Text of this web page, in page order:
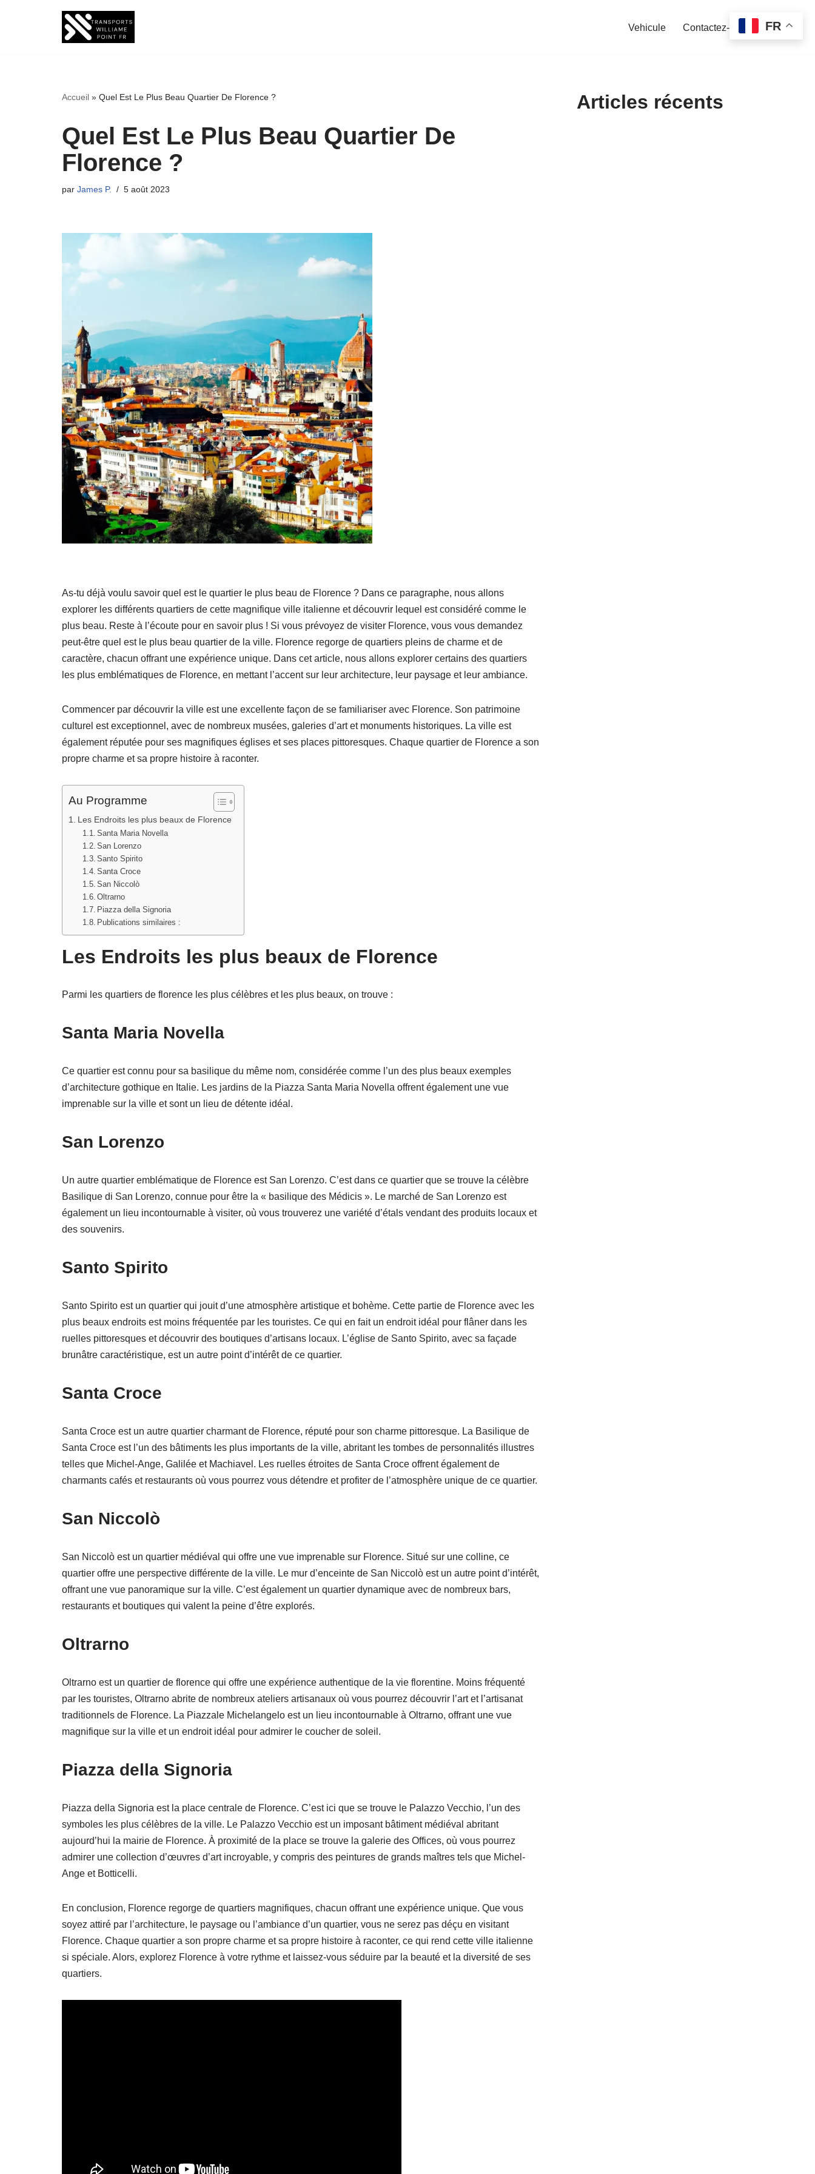
Vehicule Contactez-nous
Accueil » Quel Est Le Plus Beau Quartier De Florence ?
Quel Est Le Plus Beau Quartier De
Florence ?
par James P. 5 août 2023
As-tu déjà voulu savoir quel est le quartier le plus beau de Florence ? Dans ce paragraphe, nous allons
explorer les différents quartiers de cette magnifique ville italienne et découvrir lequel est considéré comme le
plus beau. Reste à l’écoute pour en savoir plus ! Si vous prévoyez de visiter Florence, vous vous demandez
peut-être quel est le plus beau quartier de la ville. Florence regorge de quartiers pleins de charme et de
caractère, chacun offrant une expérience unique. Dans cet article, nous allons explorer certains des quartiers
les plus emblématiques de Florence, en mettant l’accent sur leur architecture, leur paysage et leur ambiance.
Commencer par découvrir la ville est une excellente façon de se familiariser avec Florence. Son patrimoine
culturel est exceptionnel, avec de nombreux musées, galeries d’art et monuments historiques. La ville est
également réputée pour ses magnifiques églises et ses places pittoresques. Chaque quartier de Florence a son
propre charme et sa propre histoire à raconter.
Au Programme
Les Endroits les plus beaux de Florence
Santa Maria Novella
San Lorenzo
Santo Spirito
Santa Croce
San Niccolò
Oltrarno
Piazza della Signoria
Publications similaires :
Les Endroits les plus beaux de Florence
Parmi les quartiers de florence les plus célèbres et les plus beaux, on trouve :
Santa Maria Novella
Ce quartier est connu pour sa basilique du même nom, considérée comme l’un des plus beaux exemples
d’architecture gothique en Italie. Les jardins de la Piazza Santa Maria Novella offrent également une vue
imprenable sur la ville et sont un lieu de détente idéal.
San Lorenzo
Un autre quartier emblématique de Florence est San Lorenzo. C’est dans ce quartier que se trouve la célèbre
Basilique di San Lorenzo, connue pour être la « basilique des Médicis ». Le marché de San Lorenzo est
également un lieu incontournable à visiter, où vous trouverez une variété d’étals vendant des produits locaux et
des souvenirs.
Santo Spirito
Santo Spirito est un quartier qui jouit d’une atmosphère artistique et bohème. Cette partie de Florence avec les
plus beaux endroits est moins fréquentée par les touristes. Ce qui en fait un endroit idéal pour flâner dans les
ruelles pittoresques et découvrir des boutiques d’artisans locaux. L’église de Santo Spirito, avec sa façade
brunâtre caractéristique, est un autre point d’intérêt de ce quartier.
Santa Croce
Santa Croce est un autre quartier charmant de Florence, réputé pour son charme pittoresque. La Basilique de
Santa Croce est l’un des bâtiments les plus importants de la ville, abritant les tombes de personnalités illustres
telles que Michel-Ange, Galilée et Machiavel. Les ruelles étroites de Santa Croce offrent également de
charmants cafés et restaurants où vous pourrez vous détendre et profiter de l’atmosphère unique de ce quartier.
San Niccolò
San Niccolò est un quartier médiéval qui offre une vue imprenable sur Florence. Situé sur une colline, ce
quartier offre une perspective différente de la ville. Le mur d’enceinte de San Niccolò est un autre point d’intérêt,
offrant une vue panoramique sur la ville. C’est également un quartier dynamique avec de nombreux bars,
restaurants et boutiques qui valent la peine d’être explorés.
Oltrarno
Oltrarno est un quartier de florence qui offre une expérience authentique de la vie florentine. Moins fréquenté
par les touristes, Oltrarno abrite de nombreux ateliers artisanaux où vous pourrez découvrir l’art et l’artisanat
traditionnels de Florence. La Piazzale Michelangelo est un lieu incontournable à Oltrarno, offrant une vue
magnifique sur la ville et un endroit idéal pour admirer le coucher de soleil.
Piazza della Signoria
Piazza della Signoria est la place centrale de Florence. C’est ici que se trouve le Palazzo Vecchio, l’un des
symboles les plus célèbres de la ville. Le Palazzo Vecchio est un imposant bâtiment médiéval abritant
aujourd’hui la mairie de Florence. À proximité de la place se trouve la galerie des Offices, où vous pourrez
admirer une collection d’œuvres d’art incroyable, y compris des peintures de grands maîtres tels que Michel-
Ange et Botticelli.
En conclusion, Florence regorge de quartiers magnifiques, chacun offrant une expérience unique. Que vous
soyez attiré par l’architecture, le paysage ou l’ambiance d’un quartier, vous ne serez pas déçu en visitant
Florence. Chaque quartier a son propre charme et sa propre histoire à raconter, ce qui rend cette ville italienne
si spéciale. Alors, explorez Florence à votre rythme et laissez-vous séduire par la beauté et la diversité de ses
quartiers.
Articles récents
FR